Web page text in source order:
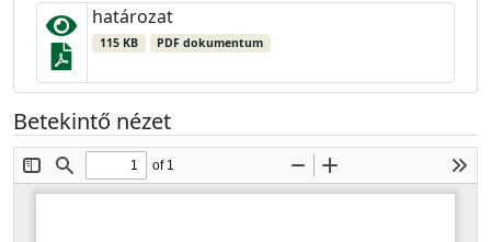
határozat
115 KB PDF dokumentum
Betekintő nézet